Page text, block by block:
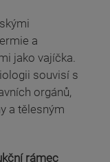
a
jako vajíčka.
souvisí s
orgánů,
a tělesným
rámec